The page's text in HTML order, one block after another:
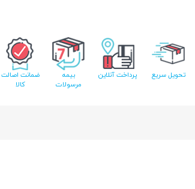
تحویل سریع پرداخت آنلاین
بیمه
مرسولات
ضمانت اصالت
کالا